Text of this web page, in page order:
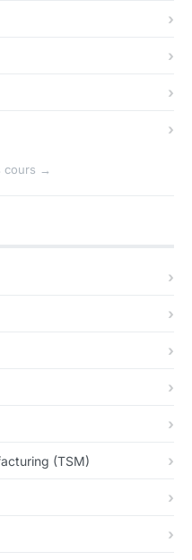
cours →
(TSM)